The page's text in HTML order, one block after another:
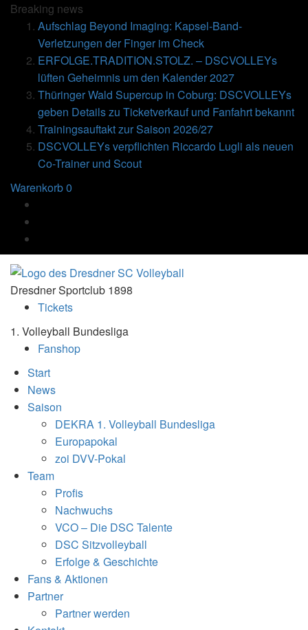
Breaking news
Aufschlag Beyond Imaging: Kapsel-Band-
Verletzungen der Finger im Check
ERFOLGE.TRADITION.STOLZ. – DSCVOLLEYs
lüften Geheimnis um den Kalender 2027
Thüringer Wald Supercup in Coburg: DSCVOLLEYs
geben Details zu Ticketverkauf und Fanfahrt bekannt
Trainingsauftakt zur Saison 2026/27
DSCVOLLEYs verpflichten Riccardo Lugli als neuen
Co-Trainer und Scout
Warenkorb0
Dresdner Sportclub 1898
Tickets
1. Volleyball Bundesliga
Fanshop
Start
News
Saison
DEKRA 1. Volleyball Bundesliga
Europapokal
zoi DVV-Pokal
Team
Profis
Nachwuchs
VCO – Die DSC Talente
DSC Sitzvolleyball
Erfolge & Geschichte
Fans & Aktionen
Partner
Partner werden